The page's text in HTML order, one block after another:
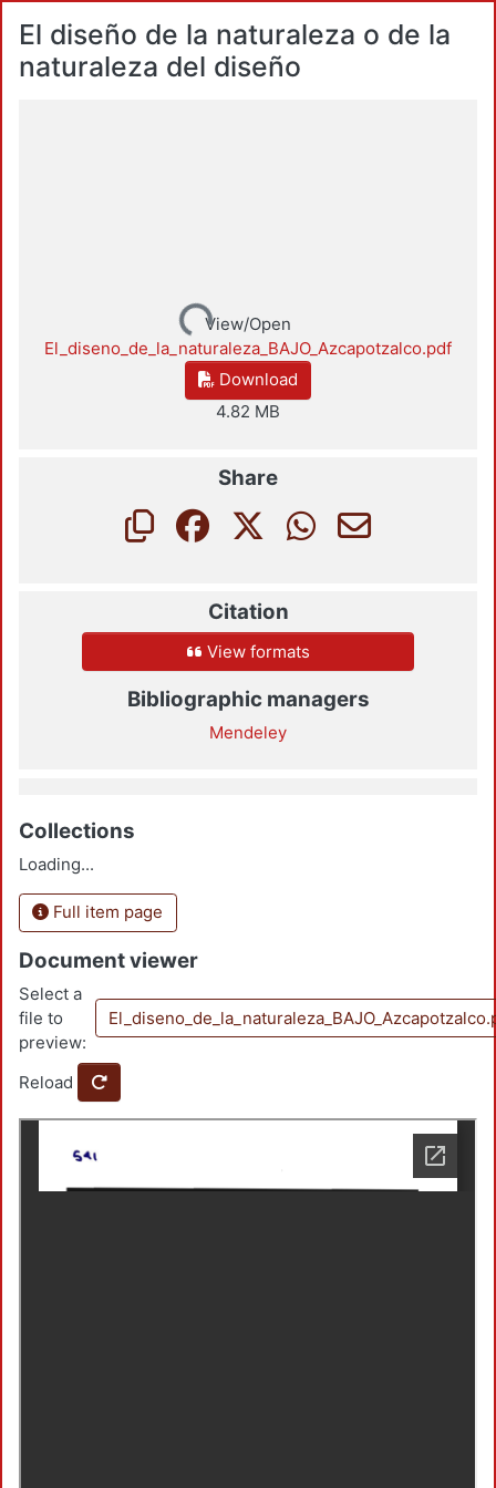
El diseño de la naturaleza o de la
naturaleza del diseño
Loading...View/Open
El_diseno_de_la_naturaleza_BAJO_Azcapotzalco.pdf
Download
4.82 MB
Share
Citation
View formats
Bibliographic managers
Mendeley
Collections
Loading...
Full item page
Document viewer
Select a
file to
preview:
Reload